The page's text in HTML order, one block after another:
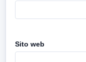
Sito web